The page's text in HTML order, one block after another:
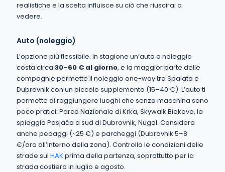
realistiche e la scelta influisce su ciò che riuscirai a
vedere.
Auto (noleggio)
L’opzione più flessibile. In stagione un’auto a noleggio
costa circa 30–60 € al giorno, e la maggior parte delle
compagnie permette il noleggio one-way tra Spalato e
Dubrovnik con un piccolo supplemento (15–40 €). L’auto ti
permette di raggiungere luoghi che senza macchina sono
poco pratici: Parco Nazionale di Krka, Skywalk Biokovo, la
spiaggia Pasjača a sud di Dubrovnik, Nugal. Considera
anche pedaggi (~25 €) e parcheggi (Dubrovnik 5–8
€/ora all’interno della zona). Controlla le condizioni delle
strade sul HAK prima della partenza, soprattutto per la
strada costiera in luglio e agosto.